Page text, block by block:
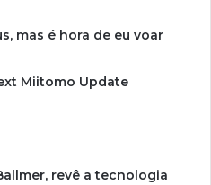
mas é hora de eu voar
Miitomo Update
revê a tecnologia